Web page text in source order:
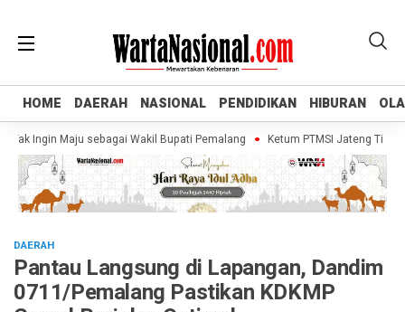
HOME DAERAH NASIONAL PENDIDIKAN HIBURAN
HOME DAERAH NASIONAL PENDIDIKAN HIBURAN
Ingin Maju sebagai Wakil Bupati Pemalang Ketum PTMSI Jateng Tinjau
DAERAH
Pantau Langsung di Lapangan, Dandim
0711/Pemalang Pastikan KDKMP